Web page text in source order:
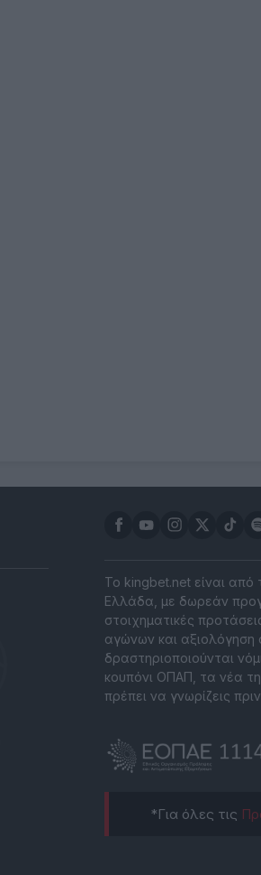
Το kingbet.net είναι από
Ελλάδα, με δωρεάν
στοιχηματικές
αγώνων και αξιολόγηση
δραστηριοποιούνται
κουπόνι ΟΠΑΠ, τα νέα
πρέπει να γνωρίζεις
*Για όλες τις